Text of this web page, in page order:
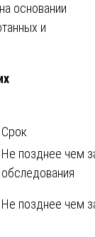
на основании
и
Срок
Не позднее чем
обследования
Не позднее чем